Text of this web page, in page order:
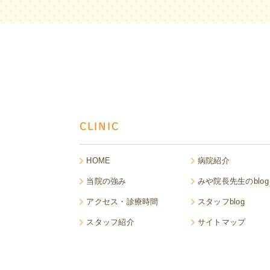
CLINIC
HOME
当院の強み
アクセス・診療時間
スタッフ紹介
病院紹介
みや院長先生のblog
スタッフblog
サイトマップ